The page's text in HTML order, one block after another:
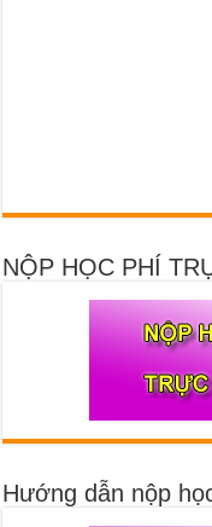
NỘP HỌC PHÍ
Hướng dẫn nộp